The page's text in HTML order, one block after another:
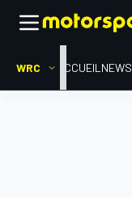
WRC ACCUEIL NEWS